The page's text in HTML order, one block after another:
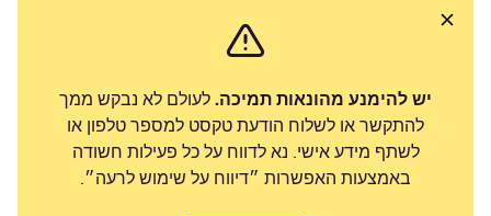
יש להימנע מהונאות תמיכה. לעולם לא נבקש ממך
להתקשר או לשלוח הודעת טקסט למספר טלפון או
לשתף מידע אישי. נא לדווח על כל פעילות חשודה
באמצעות האפשרות ״דיווח על שימוש לרעה״.